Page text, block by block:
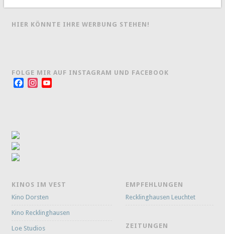
HIER KÖNNTE IHRE WERBUNG STEHEN!
FOLGE MIR AUF INSTAGRAM UND FACEBOOK
FacebookInstagram
KINOS IM VEST
Kino Dorsten
Kino Recklinghausen
Loe Studios
EMPFEHLUNGEN
Recklinghausen Leuchtet
ZEITUNGEN